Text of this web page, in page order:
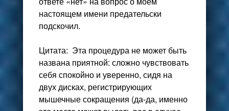
настоящем имени предательски
подскочил.
Цитата: Эта процедура не может быть
названа приятной: сложно чувствовать
себя спокойно и уверенно, сидя на
двух дисках, регистрирующих
мышечные сокращения (да-да, именно